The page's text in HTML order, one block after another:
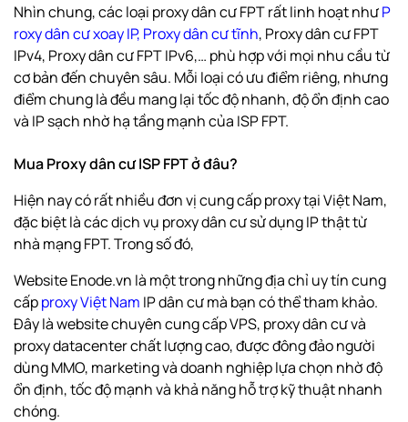
Nhìn chung, các loại proxy dân cư FPT rất linh hoạt nhưP
roxy dân cư xoay IP, Proxy dân cư tĩnh, Proxy dân cư FPT
IPv4, Proxy dân cư FPT IPv6,… phù hợp với mọi nhu cầu từ
cơ bản đến chuyên sâu. Mỗi loại có ưu điểm riêng, nhưng
điểm chung là đều mang lại tốc độ nhanh, độ ổn định cao
và IP sạch nhờ hạ tầng mạnh của ISP FPT.
Mua Proxy dân cư ISP FPT ở đâu?
Hiện nay có rất nhiều đơn vị cung cấp proxy tại Việt Nam,
đặc biệt là các dịch vụ proxy dân cư sử dụng IP thật từ
nhà mạng FPT. Trong số đó,
Website Enode.vn là một trong những địa chỉ uy tín cung
cấpproxy Việt Nam IP dân cư mà bạn có thể tham khảo.
Đây là website chuyên cung cấp VPS, proxy dân cư và
proxy datacenter chất lượng cao, được đông đảo người
dùng MMO, marketing và doanh nghiệp lựa chọn nhờ độ
ổn định, tốc độ mạnh và khả năng hỗ trợ kỹ thuật nhanh
chóng.